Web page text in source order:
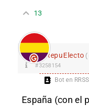
13
RepuElecto
#3258154
Bot en RRSS
España (con el